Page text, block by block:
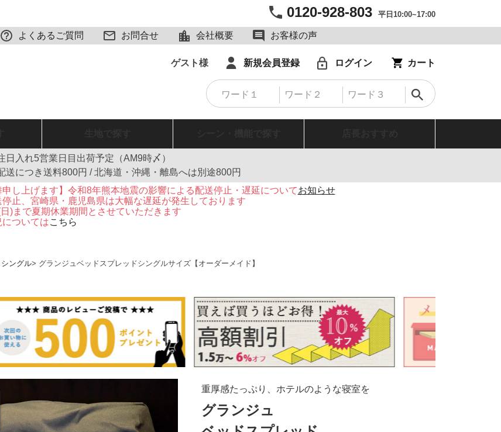
0120-928-803 平日10:00~17:00
よくあるご質問 お問合せ 会社概要 お客様の声
ゲスト様 新規会員登録 ログイン カート
日入れ5営業日目出荷予定（AM9時〆）
送につき送料800円 / 北海道・沖縄・離島へは別途800円
申し上げます】令和8年熊本地震の影響による配送停止・遅延についてお知らせ
止、宮崎県・鹿児島県は大幅な遅延が発生しております
)まで夏期休業期間とさせていただきます
ついてはこちら
シングル グランジュベッドスプレッドシングルサイズ【オーダーメイド】
重厚感たっぷり、ホテルのような寝室を
グランジュ